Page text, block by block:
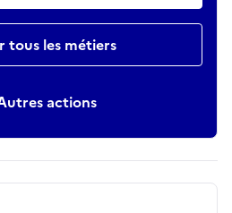
tous les métiers
actions